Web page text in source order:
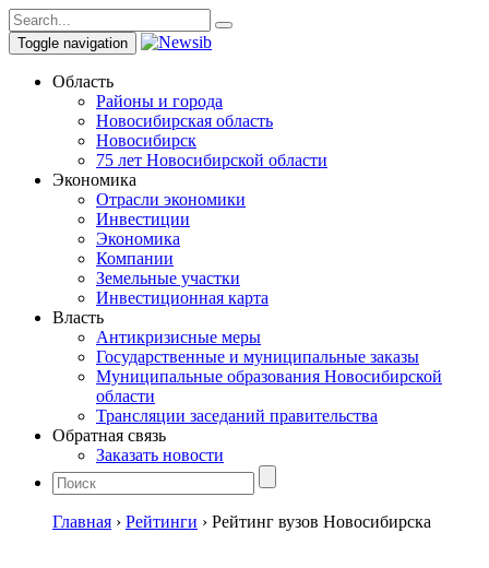
Toggle navigation
Область
Районы и города
Новосибирская область
Новосибирск
75 лет Новосибирской области
Экономика
Отрасли экономики
Инвестиции
Экономика
Компании
Земельные участки
Инвестиционная карта
Власть
Антикризисные меры
Государственные и муниципальные заказы
Муниципальные образования Новосибирской
области
Трансляции заседаний правительства
Обратная связь
Заказать новости
Главная › Рейтинги › Рейтинг вузов Новосибирска